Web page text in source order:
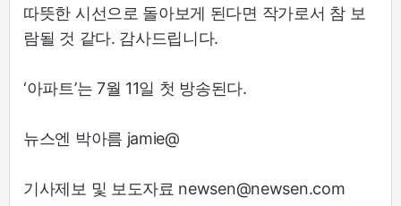
따뜻한 시선으로 돌아보게 된다면 작가로서 참 보
람될 것 같다. 감사드립니다.
‘아파트’는 7월 11일 첫 방송된다.
뉴스엔 박아름 jamie@
기사제보 및 보도자료 newsen@newsen.com